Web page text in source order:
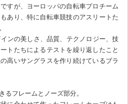
すが、ヨーロッパの自転車プロチーム
あり、特に自転車競技のアスリートた
ンの美しさ、品質、テクノロジー、技
トたちによるテストを繰り返したこと
高いサングラスを作り続けているブラ
るフレームとノーズ部分。